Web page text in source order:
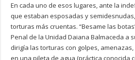
En cada uno de esos lugares, ante la
que estaban esposadas y
torturas más cruentas. “Besame las
Penal de la Unidad Daiana Balmaceda a
dirigía las torturas con golpes,
en una pileta de agua (práctica conocida